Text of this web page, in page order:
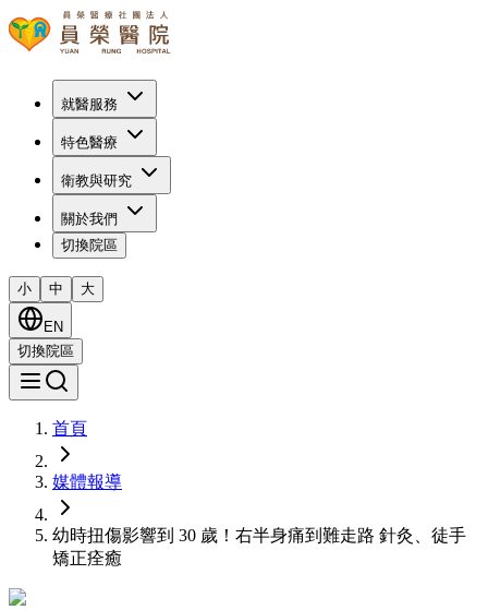
就醫服務
特色醫療
衛教與研究
關於我們
切換院區
小 中 大
EN
切換院區
首頁
媒體報導
幼時扭傷影響到 30 歲！右半身痛到難走路 針灸、徒手
矯正痊癒